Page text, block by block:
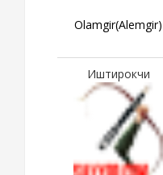
Olamgir(Alemgir)
Иштирокчи